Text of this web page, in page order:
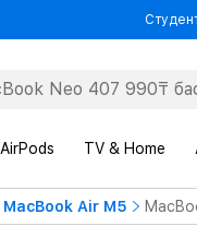
AirPods TV & Home
MacBook Air M5